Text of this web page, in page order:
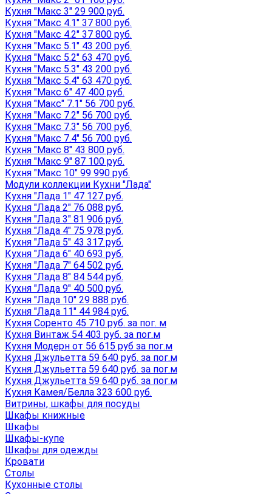
Кухня "Макс 3" 29 900 руб.
Кухня "Макс 4.1" 37 800 руб.
Кухня "Макс 4.2" 37 800 руб.
Кухня "Макс 5.1" 43 200 руб.
Кухня "Макс 5.2" 63 470 руб.
Кухня "Макс 5.3" 43 200 руб.
Кухня "Макс 5.4" 63 470 руб.
Кухня "Макс 6" 47 400 руб.
Кухня "Макс" 7.1" 56 700 руб.
Кухня "Макс 7.2" 56 700 руб.
Кухня "Макс 7.3" 56 700 руб.
Кухня "Макс 7.4" 56 700 руб.
Кухня "Макс 8" 43 800 руб.
Кухня "Макс 9" 87 100 руб.
Кухня "Макс 10" 99 990 руб.
Модули коллекции Кухни "Лада"
Кухня "Лада 1" 47 127 руб.
Кухня "Лада 2" 76 088 руб.
Кухня "Лада 3" 81 906 руб.
Кухня "Лада 4" 75 978 руб.
Кухня "Лада 5" 43 317 руб.
Кухня "Лада 6" 40 693 руб.
Кухня "Лада 7" 64 502 руб.
Кухня "Лада 8" 84 544 руб.
Кухня "Лада 9" 40 500 руб.
Кухня "Лада 10" 29 888 руб.
Кухня "Лада 11" 44 984 руб.
Кухня Соренто 45 710 руб. за пог. м
Кухня Винтаж 54 403 руб. за пог.м
Кухня Модерн от 56 615 руб за пог.м
Кухня Джульетта 59 640 руб. за пог.м
Кухня Джульетта 59 640 руб. за пог.м
Кухня Джульетта 59 640 руб. за пог.м
Кухня Камея/Белла 323 600 руб.
Витрины, шкафы для посуды
Шкафы книжные
Шкафы
Шкафы-купе
Шкафы для одежды
Кровати
Столы
Кухонные столы